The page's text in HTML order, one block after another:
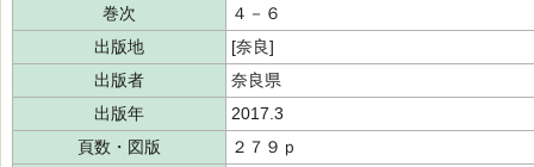
巻次
４－６
出版地
[奈良]
出版者
奈良県
出版年
2017.3
頁数・図版
２７９ｐ